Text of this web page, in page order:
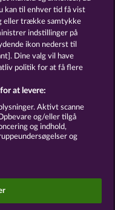
Kontakt
tilbagetrækning
et
absolut ingen
kan til enhver tid få vist
eller trække samtykke
indstillinger på
ikon nederst til
Dine valg vil have
politik for at få flere
at levere:
Aktivt scanne
og/eller tilgå
og indhold,
og